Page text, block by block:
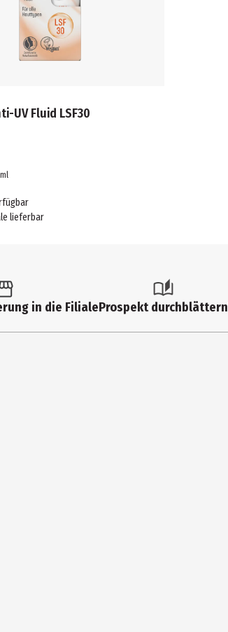
UV Fluid LSF30
ml
lieferbar
in die FilialeProspekt durchblättern